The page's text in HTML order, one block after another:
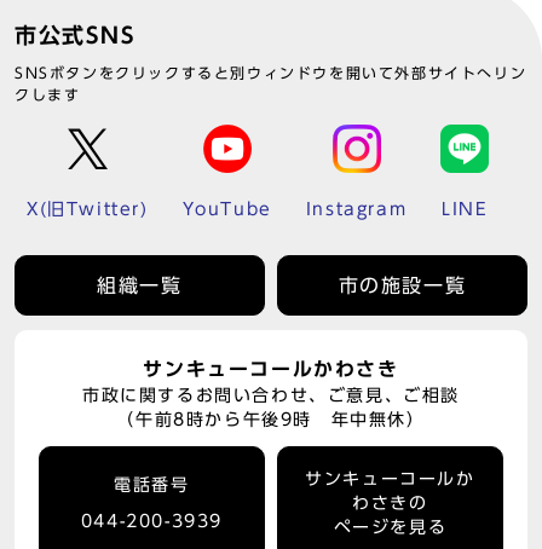
市公式SNS
SNSボタンをクリックすると別ウィンドウを開いて外部サイトへリン
クします
X(旧Twitter) YouTube Instagram LINE
組織一覧 市の施設一覧
サンキューコールかわさき
市政に関するお問い合わせ、ご意見、ご相談
（午前8時から午後9時 年中無休）
電話番号
044-200-3939
サンキューコールか
わさきの
ページを見る